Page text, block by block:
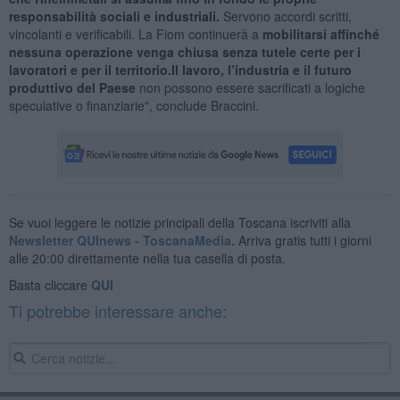
responsabilità sociali e industriali. Servono accordi scritti,
vincolanti e verificabili. La Fiom continuerà a mobilitarsi affinché
nessuna operazione venga chiusa senza tutele certe per i
lavoratori e per il territorio.Il lavoro, l’industria e il futuro
produttivo del Paese non possono essere sacrificati a logiche
speculative o finanziarie", conclude Braccini.
Se vuoi leggere le notizie principali della Toscana iscriviti alla
Newsletter QUInews - ToscanaMedia. Arriva gratis tutti i giorni
alle 20:00 direttamente nella tua casella di posta.
Basta cliccare QUI
Ti potrebbe interessare anche: